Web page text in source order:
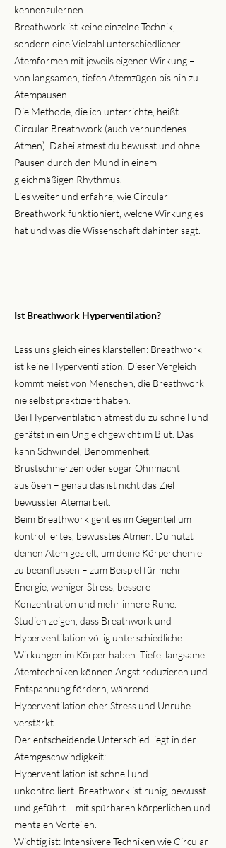
kennenzulernen.
Breathwork ist keine einzelne Technik,
sondern eine Vielzahl unterschiedlicher
Atemformen mit jeweils eigener Wirkung –
von langsamen, tiefen Atemzügen bis hin zu
Atempausen.
Die Methode, die ich unterrichte, heißt
Circular Breathwork (auch verbundenes
Atmen). Dabei atmest du bewusst und ohne
Pausen durch den Mund in einem
gleichmäßigen Rhythmus.
Lies weiter und erfahre, wie Circular
Breathwork funktioniert, welche Wirkung es
hat und was die Wissenschaft dahinter sagt.
Ist Breathwork Hyperventilation?
Lass uns gleich eines klarstellen: Breathwork
ist keine Hyperventilation. Dieser Vergleich
kommt meist von Menschen, die Breathwork
nie selbst praktiziert haben.
Bei Hyperventilation atmest du zu schnell und
gerätst in ein Ungleichgewicht im Blut. Das
kann Schwindel, Benommenheit,
Brustschmerzen oder sogar Ohnmacht
auslösen – genau das ist nicht das Ziel
bewusster Atemarbeit.
Beim Breathwork geht es im Gegenteil um
kontrolliertes, bewusstes Atmen. Du nutzt
deinen Atem gezielt, um deine Körperchemie
zu beeinflussen – zum Beispiel für mehr
Energie, weniger Stress, bessere
Konzentration und mehr innere Ruhe.
Studien zeigen, dass Breathwork und
Hyperventilation völlig unterschiedliche
Wirkungen im Körper haben. Tiefe, langsame
Atemtechniken können Angst reduzieren und
Entspannung fördern, während
Hyperventilation eher Stress und Unruhe
verstärkt.
Der entscheidende Unterschied liegt in der
Atemgeschwindigkeit:
Hyperventilation ist schnell und
unkontrolliert. Breathwork ist ruhig, bewusst
und geführt – mit spürbaren körperlichen und
mentalen Vorteilen.
Wichtig ist: Intensivere Techniken wie Circular